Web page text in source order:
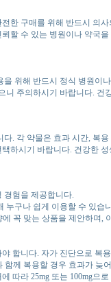
한 구매를 위해 반드시 의
할 수 있는 병원이나 약국을
위해 반드시 정식 병원이
주의하시기 바랍니다. 건
. 각 약물은 효과 시간, 복
하시기 바랍니다. 건강한
경험을 제공합니다.
누구나 쉽게 이용할 수 있습
꼭 맞는 상품을 제안하며,
합니다. 자가 진단으로 복용
께 복용할 경우 효과가 늦
따라 25mg 또는 100mg으